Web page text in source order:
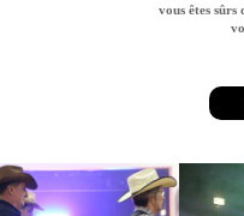
vous êtes sûrs